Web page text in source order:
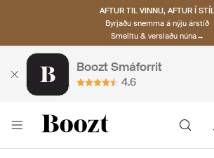
AFTUR TIL VINNU, AFTUR Í STÍL
Byrjaðu snemma á nýju árstíð
Smelltu & verslaðu núna→
Boozt Smáforrit
4.6